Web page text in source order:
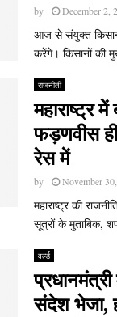
by December 2,
आज से संयुक्त किसान
करेंगे। किसानों की
राजनीती
महाराष्ट्र
फड़णवीस ही
रेस में
by November
महाराष्ट्र की
सूत्रों के मुताबिक,
वर्ल्ड
संदेश भेजा,